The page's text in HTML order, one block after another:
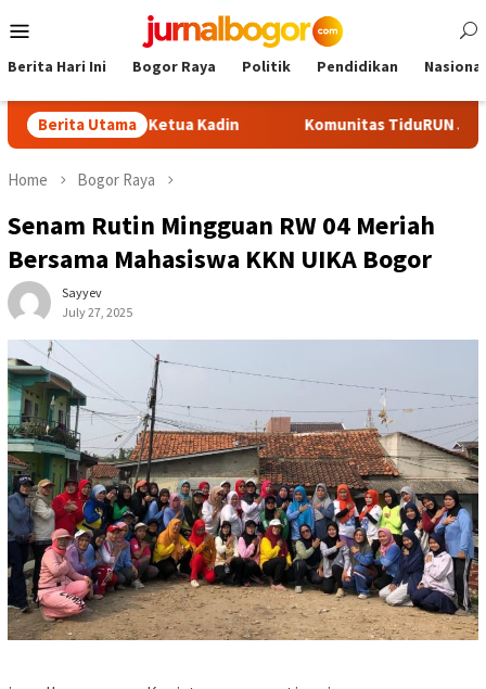
to
Menu
Berita Hari Ini Bogor Raya Politik Pendidikan Nasional
Berita Utama
Calon Ketua Kadin Komunitas TiduRUN Jajal Jalur
Home Bogor Raya
Senam Rutin Mingguan RW 04 Meriah
Bersama Mahasiswa KKN UIKA Bogor
Sayyev
July 27, 2025